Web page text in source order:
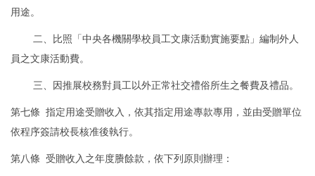
用途。
二、比照「中央各機關學校員工文康活動實施要點」編制外人
員之文康活動費。
三、因推展校務對員工以外正常社交禮俗所生之餐費及禮品。
第七條 指定用途受贈收入，依其指定用途專款專用，並由受贈單位
依程序簽請校長核准後執行。
第八條 受贈收入之年度賸餘款，依下列原則辦理：